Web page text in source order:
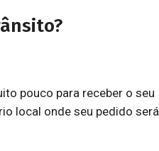
pouco para receber o seu
local onde seu pedido será